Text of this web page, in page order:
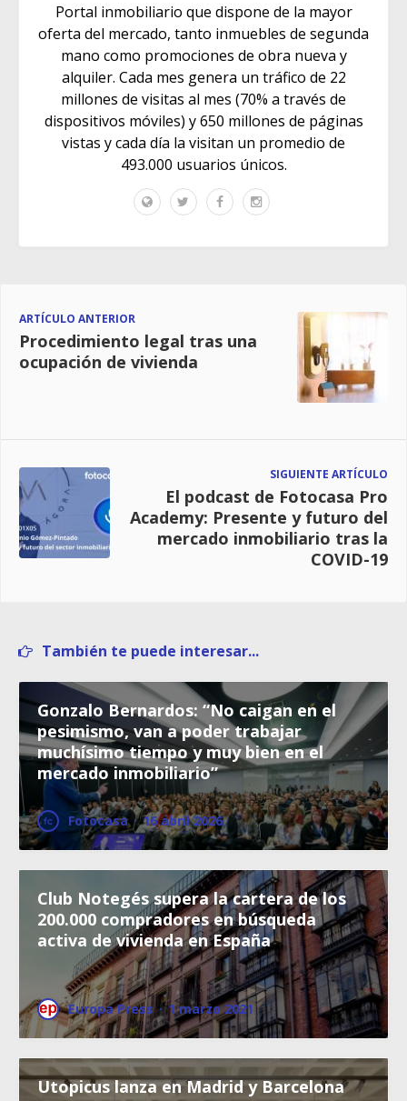
Portal inmobiliario que dispone de la mayor
oferta del mercado, tanto inmuebles de segunda
mano como promociones de obra nueva y
alquiler. Cada mes genera un tráfico de 22
millones de visitas al mes (70% a través de
dispositivos móviles) y 650 millones de páginas
vistas y cada día la visitan un promedio de
493.000 usuarios únicos.
ARTÍCULO ANTERIOR
Procedimiento legal tras una
ocupación de vivienda
SIGUIENTE ARTÍCULO
El podcast de Fotocasa Pro
Academy: Presente y futuro del
mercado inmobiliario tras la
COVID-19
También te puede interesar...
Gonzalo Bernardos: “No caigan en el
pesimismo, van a poder trabajar
muchísimo tiempo y muy bien en el
mercado inmobiliario”
Fotocasa · 16 abril 2026
Club Notegés supera la cartera de los
200.000 compradores en búsqueda
activa de vivienda en España
Europa Press · 1 marzo 2021
Utopicus lanza en Madrid y Barcelona